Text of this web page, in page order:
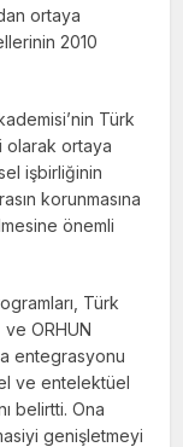
ortaya
2010
Türk
olarak ortaya
işbirliğinin
korunmasına
önemli
Türk
ve ORHUN
entegrasyonu
ve entelektüel
belirtti. Ona
genişletmeyi